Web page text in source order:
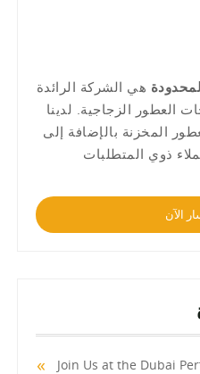
هي الشركة الرائدة
العطور الزجاجية. لدينا
المخزنة بالإضافة إلى
ذوي المتطلبات
الآن
Join Us at the Dubai